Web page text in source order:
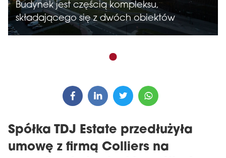
Budynek jest częścią kompleksu,
składającego się z dwóch obiektów
Spółka TDJ Estate przedłużyła
umowę z firmą Colliers na